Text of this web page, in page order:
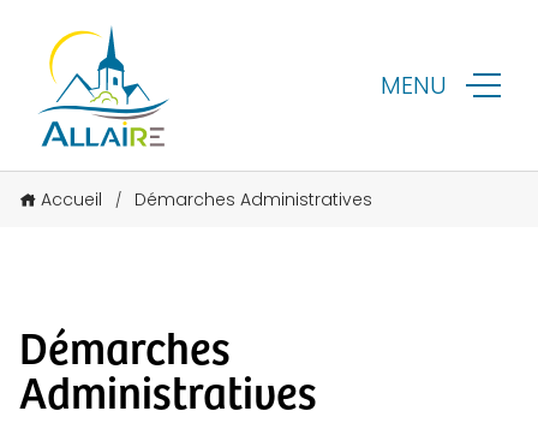
MENU
Accueil / Démarches Administratives
Démarches
Administratives